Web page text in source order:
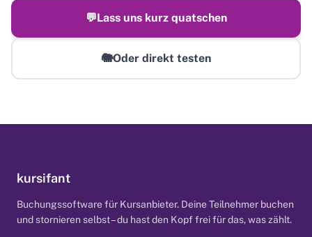
💬Lass uns kurz quatschen
🐘Oder direkt testen
kursifant
Buchungssoftware für Kursanbieter. Deine Teilnehmer buchen
und stornieren selbst – du hast den Kopf frei für das, was zählt.